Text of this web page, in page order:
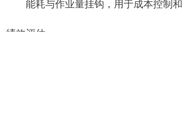
能耗与作业量挂钩，用于成本控制和
绩效评估。